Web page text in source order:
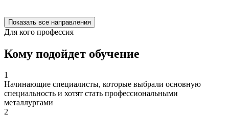
Показать все направления
Для кого профессия
Кому подойдет обучение
1
Начинающие специалисты, которые выбрали основную
специальность и хотят стать профессиональными
металлургами
2